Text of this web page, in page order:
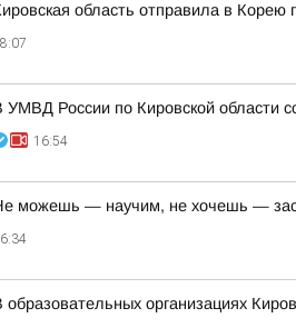
область отправила в Корею
УМВД России по Кировской области
16:54
можешь — научим, не хочешь —
образовательных организациях